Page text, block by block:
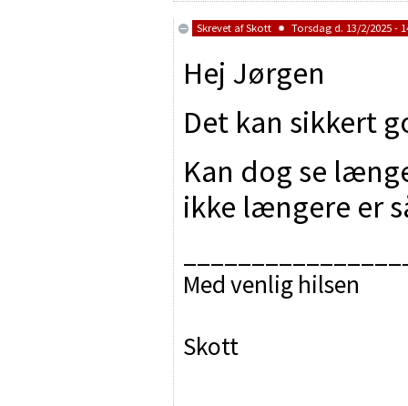
Skrevet afSkott Torsdag d. 13/2/2025 -
Hej Jørgen
Det kan sikkert
Kan dog se
ikke længere er
Med venlig hilsen
Skott